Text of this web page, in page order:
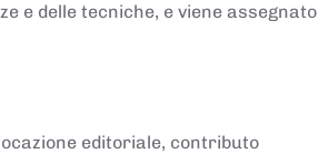
e delle tecniche, e viene assegnato
editoriale, contributo